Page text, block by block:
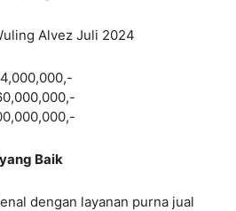
Alvez Juli 2024
Baik
dengan layanan purna jual